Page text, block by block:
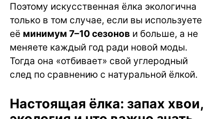
Поэтому искусственная ёлка экологична
только в том случае, если вы используете
её минимум 7–10 сезонов и больше, а не
меняете каждый год ради новой моды.
Тогда она «отбивает» свой углеродный
след по сравнению с натуральной ёлкой.
Настоящая ёлка: запах хвои,